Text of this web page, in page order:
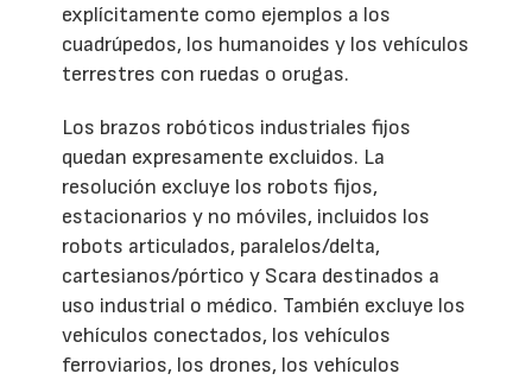
explícitamente como ejemplos a los
cuadrúpedos, los humanoides y los vehículos
terrestres con ruedas o orugas.
Los brazos robóticos industriales fijos
quedan expresamente excluidos. La
resolución excluye los robots fijos,
estacionarios y no móviles, incluidos los
robots articulados, paralelos/delta,
cartesianos/pórtico y Scara destinados a
uso industrial o médico. También excluye los
vehículos conectados, los vehículos
ferroviarios, los drones, los vehículos